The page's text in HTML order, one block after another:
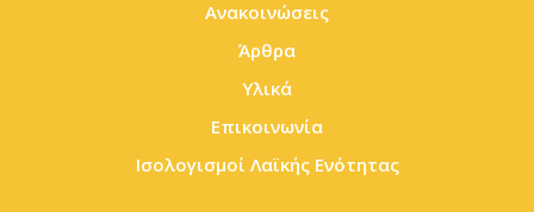
Ανακοινώσεις
Άρθρα
Υλικά
Επικοινωνία
Ισολογισμοί Λαϊκής Ενότητας